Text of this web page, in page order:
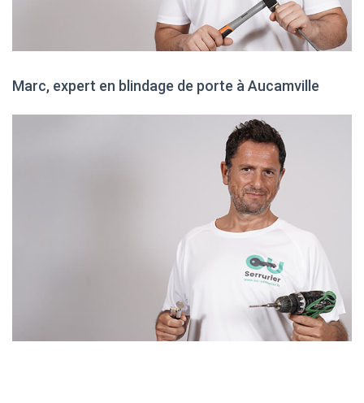
Marc, expert en blindage de porte à Aucamville